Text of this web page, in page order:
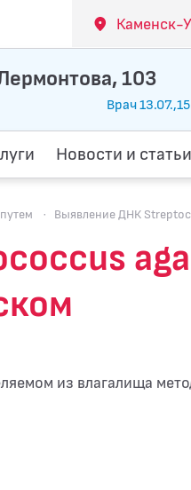
Каменск-
103
Врач
Новости и статьи
· Выявление ДНК
из влагалища